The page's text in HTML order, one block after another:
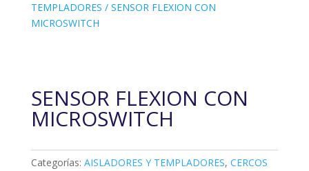
TEMPLADORES / SENSOR FLEXION CON
MICROSWITCH
SENSOR FLEXION CON
MICROSWITCH
Categorías: AISLADORES Y TEMPLADORES, CERCOS